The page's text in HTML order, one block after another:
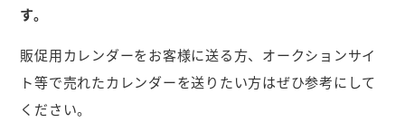
す。
販促用カレンダーをお客様に送る方、オークションサイ
ト等で売れたカレンダーを送りたい方はぜひ参考にして
ください。